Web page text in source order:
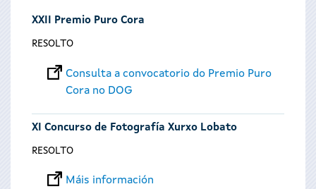
aquíXXII Premio Puro Cora
RESOLTO
Consulta a convocatorio do Premio Puro
Cora no DOG
XI Concurso de Fotografía Xurxo Lobato
RESOLTO
Máis información